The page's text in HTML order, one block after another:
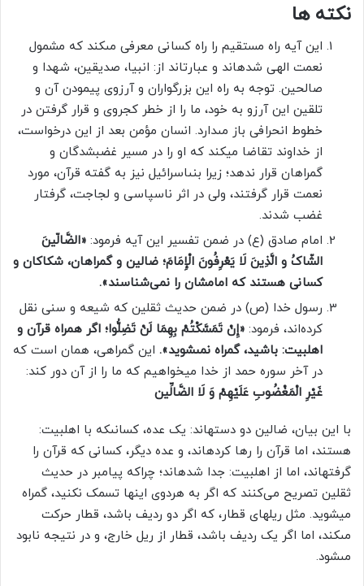
نکته­ ها
این آیه راه مستقیم را راه کسانى معرفى مى‏کند که مشمول
نعمت الهى شده‏اند و عبارت­اند از: انبیا، صدیقین، شهدا و
صالحین. توجه به راه این بزرگواران و آرزوى پیمودن آن و
تلقین این آرزو به خود، ما را از خطر کج­روى و قرار گرفتن در
خطوط انحرافى باز مى‏دارد. انسان مؤمن بعد از این درخواست،
از خداوند تقاضا می­کند که او را در مسیر غضب‏شدگان و
گمراهان قرار ندهد؛ زیرا بنى‏اسرائیل نیز به گفته قرآن، مورد
نعمت قرار گرفتند، ولى در اثر ناسپاسى و لجاجت، گرفتار
غضب شدند.
امام صادق (ع) در ضمن تفسیر این آیه فرمود: «الضَّالّینَ
الشّاکُ و الَّذِینَ لَا یَعْرِفُونَ الْإِمَامَ‏؛ ضالین و گمراهان، شکاکان و
کسانی هستند که امامشان را نمی‌شناسند».
رسول خدا (ص) در ضمن حدیث ثقلین که شیعه و سنی نقل
کرده‌اند، فرمود: «إِنْ تَمَسَّکْتُمْ بِهِمَا لَنْ تَضِلُّوا؛ اگر همراه قرآن و
اهل­بیت: باشید، گمراه نمى‏شوید». این گمراهی، همان است که
در آخر سوره حمد از خدا می­خواهیم که ما را از آن دور کند:
غَیْرِ الْمَغْضُوبِ عَلَیْهِمْ وَ لَا الضَّالِّین
با این بیان، ضالین دو دسته­اند: یک عده، کسانى­که با اهل­بیت:
هستند، اما قرآن را رها کرده­اند، و عده دیگر، کسانی که قرآن را
گرفته­اند، اما از اهل­بیت: جدا شده­اند؛ چراکه پیامبر در حدیث
ثقلین تصریح می‌کنند که اگر به هردوی این­ها تسمک نکنید، گمراه
می­شوید. مثل ریل­های قطار، که اگر دو ردیف باشد، قطار حرکت
مى‏کند، اما اگر یک ردیف باشد، قطار از ریل خارج، و در نتیجه نابود
مى‏شود.